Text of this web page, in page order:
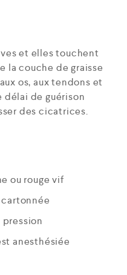
et elles touchent
la couche de graisse
os, aux tendons et
délai de guérison
des cicatrices.
ou rouge vif
pression
anesthésiée